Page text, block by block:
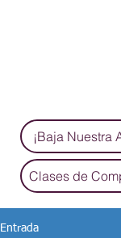
¡Baja Nuestra
Clases de
Entrada